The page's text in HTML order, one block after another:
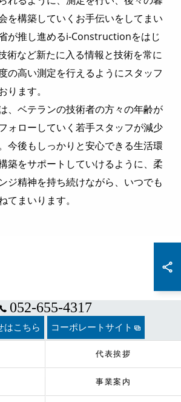
を構築していくお手伝いをしてまい
が推し進めるi-Constructionをはじ
術など新たに入る情報と技術を常に
の高い測定を行えるようにスタッフ
ります。
、ベテランの技術者の方々の年齢が
ォローしていく若手スタッフが減少
今後もしっかりと安心できる生活環
築をサポートしていけるように、柔
ジ精神を持ち続けながら、いつでも
てまいります。
052-655-4317
はこちら コーポレートサイト
代表挨拶
事業案内